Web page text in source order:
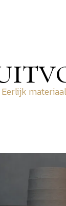
Eerlijk